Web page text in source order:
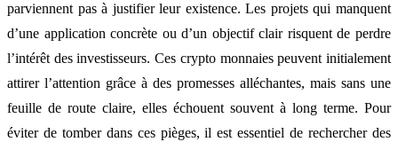
parviennent pas à justifier leur existence. Les projets qui manquent
d’une application concrète ou d’un objectif clair risquent de perdre
l’intérêt des investisseurs. Ces crypto monnaies peuvent initialement
attirer l’attention grâce à des promesses alléchantes, mais sans une
feuille de route claire, elles échouent souvent à long terme. Pour
éviter de tomber dans ces pièges, il est essentiel de rechercher des